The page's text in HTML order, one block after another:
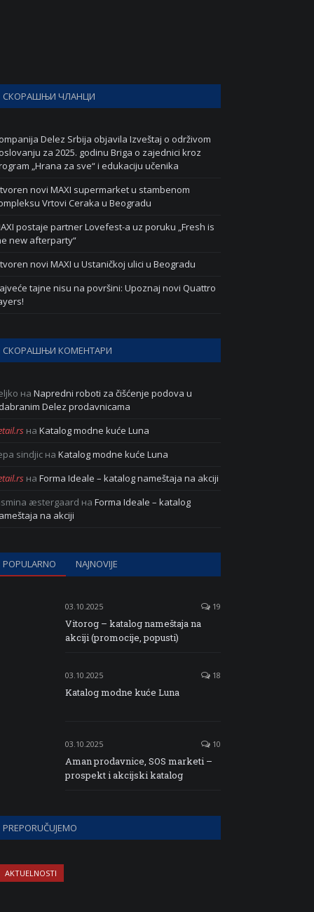
СКОРАШЊИ ЧЛАНЦИ
Delez Srbija objavila Izveštaj o održivom
za 2025. godinu Briga o zajednici kroz
„Hrana za sve“ i edukaciju učenika
novi MAXI supermarket u stambenom
Vrtovi Ceraka u Beogradu
postaje partner Lovefest-a uz poruku „Fresh is
new afterparty“
novi MAXI u Ustaničkoj ulici u Beogradu
tajne nisu na površini: Upoznaj novi Quattro
СКОРАШЊИ КОМЕНТАРИ
на Napredni roboti za čišćenje podova u
Delez prodavnicama
на Katalog modne kuće Luna
sindjic на Katalog modne kuće Luna
на Forma Ideale – katalog nameštaja na akciji
æstergaard на Forma Ideale – katalog
na akciji
POPULARNO NAJNOVIJE
03.10.2025 19
Vitorog – katalog nameštaja na
akciji (promocije, popusti)
03.10.2025 18
Katalog modne kuće Luna
03.10.2025 10
Aman prodavnice, SOS marketi –
prospekt i akcijski katalog
PREPORUČUJEMO
AKTUELNOSTI